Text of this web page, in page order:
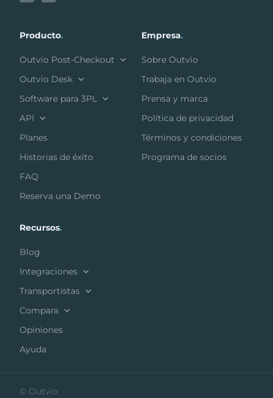
Producto.
Outvio Post-Checkout
Outvio Desk
Software para 3PL
API
Planes
Historias de éxito
FAQ
Reserva una Demo
Empresa.
Sobre Outvio
Trabaja en Outvio
Prensa y marca
Política de privacidad
Términos y condiciones
Programa de socios
Recursos.
Blog
Integraciones
Transportistas
Compara
Opiniones
Ayuda
© Outvio